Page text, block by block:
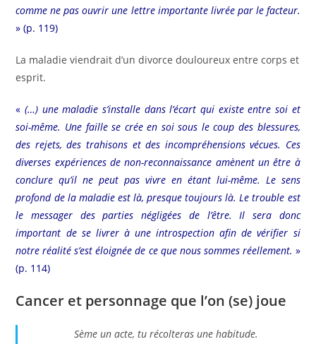
comme ne pas ouvrir une lettre importante livrée par le facteur.
» (p. 119)
La maladie viendrait d’un divorce douloureux entre corps et
esprit.
«(…) une maladie s’installe dans l’écart qui existe entre soi et
soi-même. Une faille se crée en soi sous le coup des blessures,
des rejets, des trahisons et des incompréhensions vécues. Ces
diverses expériences de non-reconnaissance amènent un être à
conclure qu’il ne peut pas vivre en étant lui-même. Le sens
profond de la maladie est là, presque toujours là. Le trouble est
le messager des parties négligées de l’être. Il sera donc
important de se livrer à une introspection afin de vérifier si
notre réalité s’est éloignée de ce que nous sommes réellement. »
(p. 114)
Cancer et personnage que l’on (se) joue
Sème un acte, tu récolteras une habitude.